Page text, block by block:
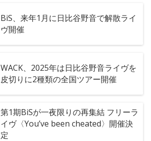
BiS、来年1月に日比谷野音で解散ライ
ヴ開催
WACK、2025年は日比谷野音ライヴを
皮切りに2種類の全国ツアー開催
第1期BiSが一夜限りの再集結 フリーラ
イヴ〈You’ve been cheated〉開催決
定